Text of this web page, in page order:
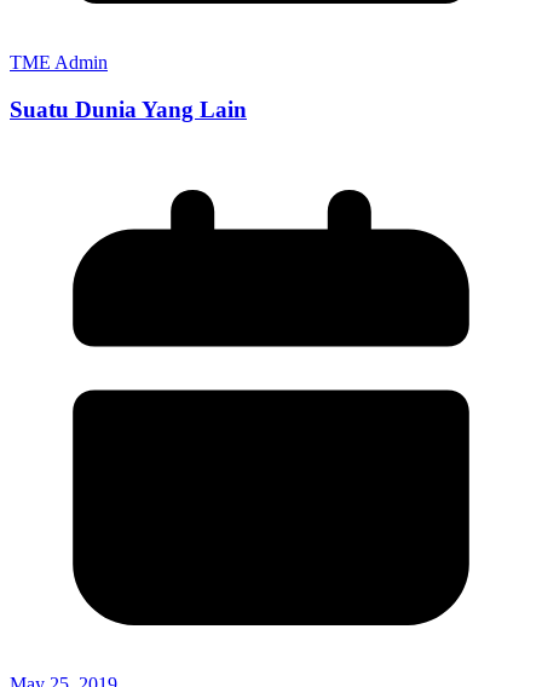
TME Admin
Suatu Dunia Yang Lain